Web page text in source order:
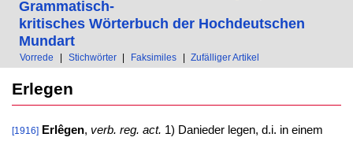
Grammatisch-
kritisches Wörterbuch der Hochdeutschen
Mundart
Vorrede Stichwörter Faksimiles Zufälliger Artikel
Erlegen
[1916] Erlêgen, verb. reg. act. 1) Danieder legen, d.i. in einem